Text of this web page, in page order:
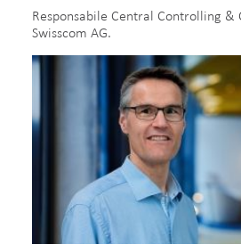
Responsabile Central Controlling &
Swisscom AG.